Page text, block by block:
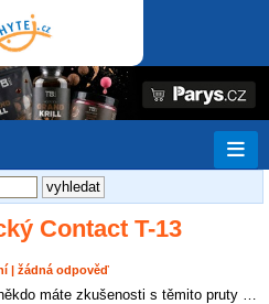
Contact T-13
| žádná odpověď
máte zkušenosti s těmito pruty …